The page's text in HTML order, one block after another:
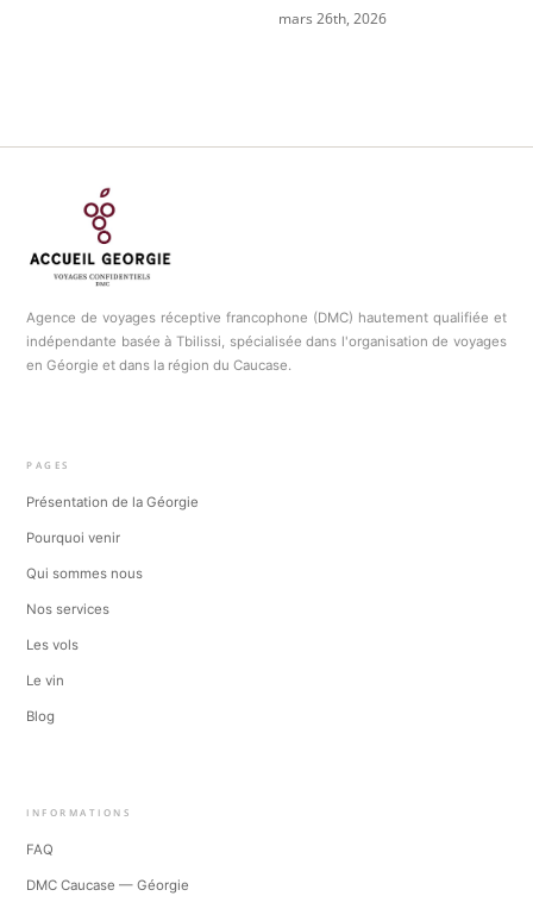
mars 26th, 2026
Agence de voyages réceptive francophone (DMC) hautement qualifiée et
indépendante basée à Tbilissi, spécialisée dans l'organisation de voyages
en Géorgie et dans la région du Caucase.
PAGES
Présentation de la Géorgie
Pourquoi venir
Qui sommes nous
Nos services
Les vols
Le vin
Blog
INFORMATIONS
FAQ
DMC Caucase — Géorgie